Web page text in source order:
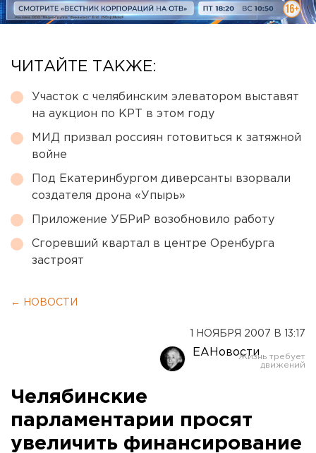
ЧИТАЙТЕ ТАКЖЕ:
Участок с челябинским элеватором выставят
на аукцион по КРТ в этом году
МИД призвал россиян готовиться к затяжной
войне
Под Екатеринбургом диверсанты взорвали
создателя дрона «Упырь»
Приложение УБРиР возобновило работу
Сгоревший квартал в центре Оренбурга
застроят
← НОВОСТИ
1 НОЯБРЯ 2007 В 13:17
ЕАНовости
Челябинские
парламентарии просят
увеличить финансирование